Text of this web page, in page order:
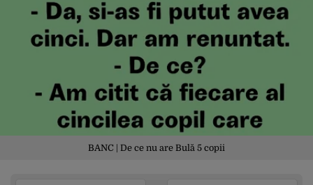
BANC | De ce nu are Bulă 5 copii